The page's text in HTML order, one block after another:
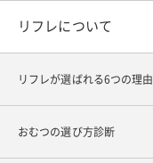
リフレについて
リフレが選ばれる6つの理由
おむつの選び方診断